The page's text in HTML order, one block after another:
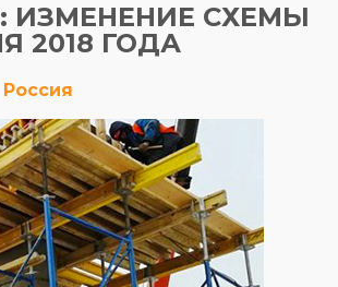
ИЗМЕНЕНИЕ СХЕМЫ
2018 ГОДА
Россия